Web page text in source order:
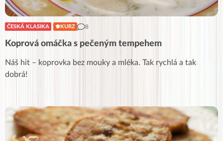
ČESKÁ KLASIKA KURZ 8
Koprová omáčka s pečeným tempehem
Náš hit – koprovka bez mouky a mléka. Tak rychlá a tak
dobrá!